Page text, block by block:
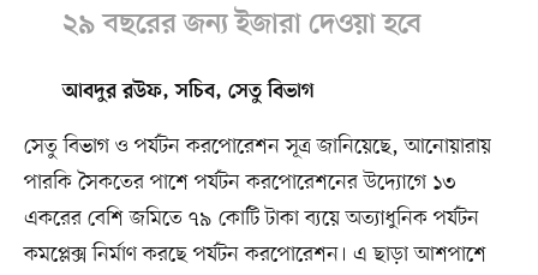
২৯ বছরের জন্য ইজারা দেওয়া হবে
আবদুর রউফ, সচিব, সেতু বিভাগ
সেতু বিভাগ ও পর্যটন করপোরেশন সূত্র জানিয়েছে, আনোয়ারায়
পারকি সৈকতের পাশে পর্যটন করপোরেশনের উদ্যোগে ১৩
একরের বেশি জমিতে ৭৯ কোটি টাকা ব্যয়ে অত্যাধুনিক পর্যটন
কমপ্লেক্স নির্মাণ করছে পর্যটন করপোরেশন। এ ছাড়া আশপাশে